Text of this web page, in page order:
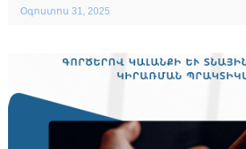
Օգոստոս 31, 2025